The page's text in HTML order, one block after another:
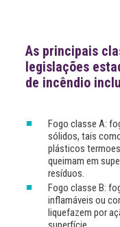
As principais
legislações
de incêndio
Fogo classe A:
sólidos, tais
plásticos
queimam em
resíduos.
Fogo classe B:
inflamáveis ou
liquefazem por